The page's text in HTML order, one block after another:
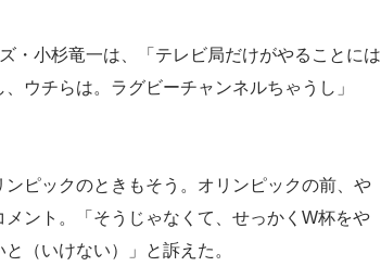
・小杉竜一は、「テレビ局だけがやることには
ウチらは。ラグビーチャンネルちゃうし」
ピックのときもそう。オリンピックの前、や
ント。「そうじゃなくて、せっかくW杯をや
（いけない）」と訴えた。